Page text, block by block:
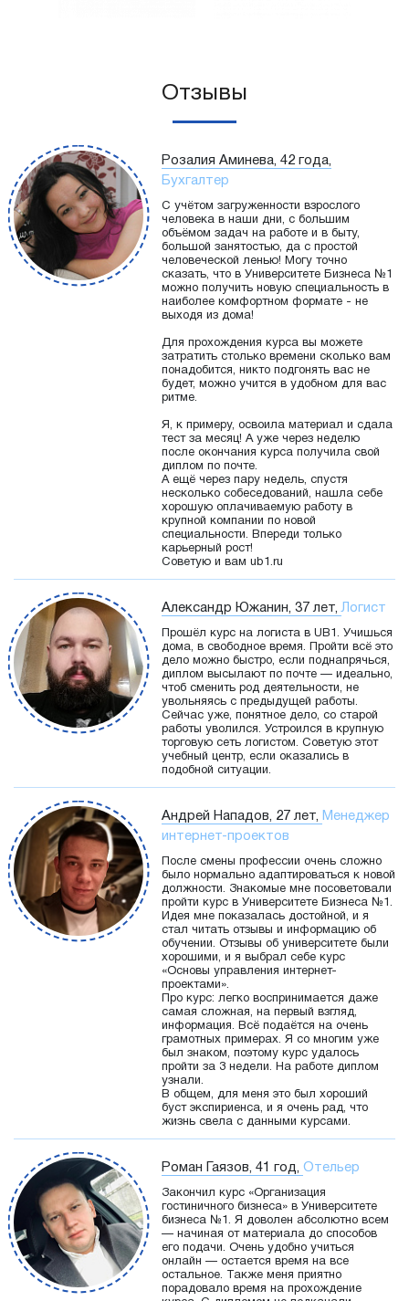
Отзывы
Розалия Аминева, 42 года,
Бухгалтер
С учётом загруженности взрослого
человека в наши дни, с большим
объёмом задач на работе и в быту,
большой занятостью, да с простой
человеческой ленью! Могу точно
сказать, что в Университете Бизнеса №1
можно получить новую специальность в
наиболее комфортном формате - не
выходя из дома!
Для прохождения курса вы можете
затратить столько времени сколько вам
понадобится, никто подгонять вас не
будет, можно учится в удобном для вас
ритме.
Я, к примеру, освоила материал и сдала
тест за месяц! А уже через неделю
после окончания курса получила свой
диплом по почте.
А ещё через пару недель, спустя
несколько собеседований, нашла себе
хорошую оплачиваемую работу в
крупной компании по новой
специальности. Впереди только
карьерный рост!
Советую и вам ub1.ru
Александр Южанин, 37 лет,Логист
Прошёл курс на логиста в UB1. Учишься
дома, в свободное время. Пройти всё это
дело можно быстро, если поднапрячься,
диплом высылают по почте — идеально,
чтоб сменить род деятельности, не
увольняясь с предыдущей работы.
Сейчас уже, понятное дело, со старой
работы уволился. Устроился в крупную
торговую сеть логистом. Советую этот
учебный центр, если оказались в
подобной ситуации.
Андрей Нападов, 27 лет, Менеджер
интернет-проектов
После смены профессии очень сложно
было нормально адаптироваться к новой
должности. Знакомые мне посоветовали
пройти курс в Университете Бизнеса №1.
Идея мне показалась достойной, и я
стал читать отзывы и информацию об
обучении. Отзывы об университете были
хорошими, и я выбрал себе курс
«Основы управления интернет-
проектами».
Про курс: легко воспринимается даже
самая сложная, на первый взгляд,
информация. Всё подаётся на очень
грамотных примерах. Я со многим уже
был знаком, поэтому курс удалось
пройти за 3 недели. На работе диплом
узнали.
В общем, для меня это был хороший
буст экспириенса, и я очень рад, что
жизнь свела с данными курсами.
Роман Гаязов, 41 год, Отельер
Закончил курс «Организация
гостиничного бизнеса» в Университете
бизнеса №1. Я доволен абсолютно всем
— начиная от материала до способов
его подачи. Очень удобно учиться
онлайн — остается время на все
остальное. Также меня приятно
порадовало время на прохождение